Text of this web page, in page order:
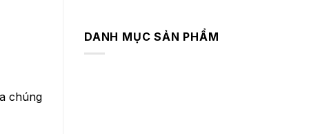
chúng
DANH MỤC SẢN PHẨM